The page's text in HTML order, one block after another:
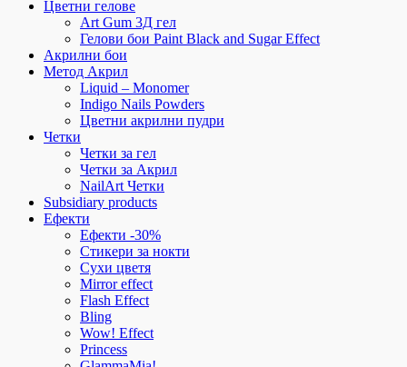
Цветни гелове
Art Gum 3Д гел
Гелови бои Paint Black and Sugar Effect
Акрилни бои
Метод Акрил
Liquid – Monomer
Indigo Nails Powders
Цветни акрилни пудри
Четки
Четки за гел
Четки за Акрил
NailArt Четки
Subsidiary products
Ефекти
Ефекти -30%
Стикери за нокти
Сухи цветя
Mirror effect
Flash Effect
Bling
Wow! Effect
Princess